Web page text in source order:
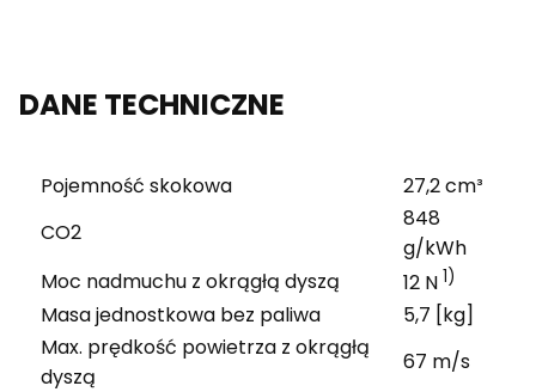
DANE TECHNICZNE
Pojemność skokowa
27,2 cm³
CO2
848
g/kWh
Moc nadmuchu z okrągłą dyszą
12 N 1)
Masa jednostkowa bez paliwa
5,7 [kg]
Max. prędkość powietrza z okrągłą
dyszą
67 m/s